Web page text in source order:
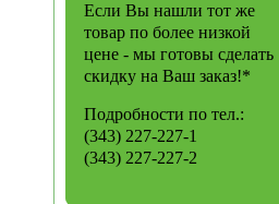
Если Вы нашли тот же
товар по более низкой
цене - мы готовы сделать
скидку на Ваш заказ!*
Подробности по тел.:
(343) 227-227-1
(343) 227-227-2